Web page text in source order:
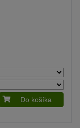
Do košíka